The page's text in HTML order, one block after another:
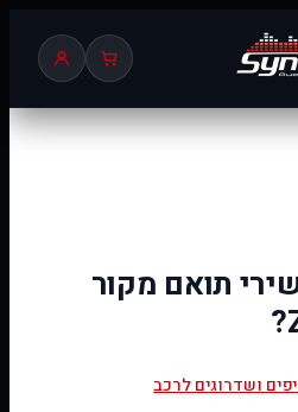
תואם מקור
ושדרוגים לרכב